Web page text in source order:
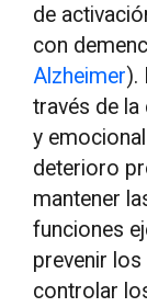
de
con
Alzheimer).
través de
y
deterioro
mantener
funciones
prevenir
controlar